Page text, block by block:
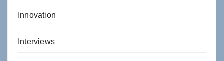
Innovation
Interviews